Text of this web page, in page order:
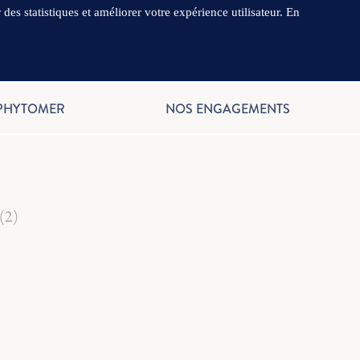
NOS ENGAGEMENTS
(2)
statistiques et améliorer votre expérience utilisateur. En